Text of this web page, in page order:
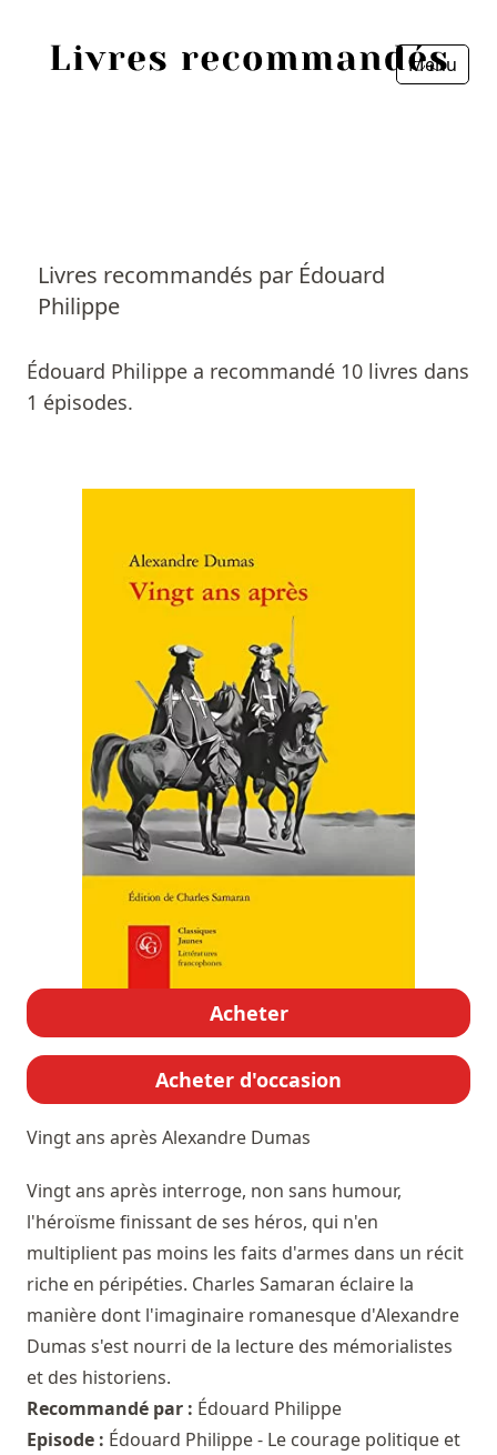
Menu
Livres recommandés par Édouard
Philippe
Édouard Philippe a recommandé 10 livres dans
1 épisodes.
Acheter
Acheter d'occasion
Vingt ans après Alexandre Dumas
Vingt ans après interroge, non sans humour,
l'héroïsme finissant de ses héros, qui n'en
multiplient pas moins les faits d'armes dans un récit
riche en péripéties. Charles Samaran éclaire la
manière dont l'imaginaire romanesque d'Alexandre
Dumas s'est nourri de la lecture des mémorialistes
et des historiens.
Recommandé par : Édouard Philippe
Episode : Édouard Philippe - Le courage politique et
Personnes
Livres
Prix littéraires
Fermer